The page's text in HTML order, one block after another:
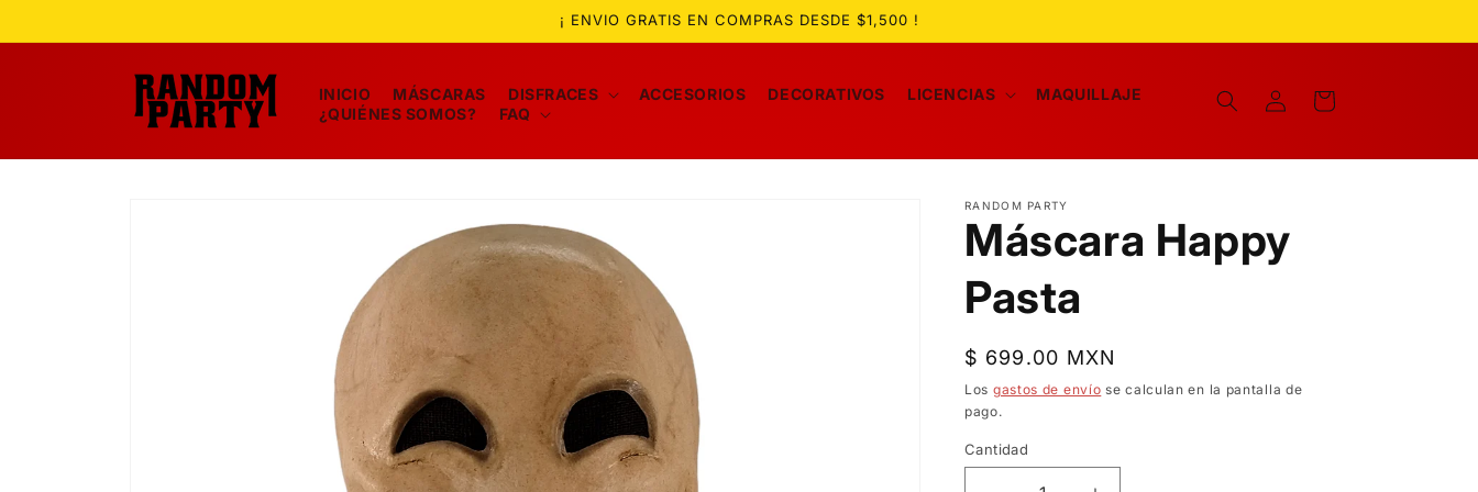
al contenido
¡ ENVIO GRATIS EN COMPRAS DESDE $1,500 !
INICIO MÁSCARAS DISFRACES ACCESORIOS DECORATIVOS LICENCIAS
MAQUILLAJE
¿QUIÉNES SOMOS?
FAQ
Iniciar
sesión
Carrito
RANDOM PARTY
Máscara Happy
Pasta
Precio
habitual
$ 699.00 MXN
Los gastos de envío se calculan en la pantalla de
pago.
Cantidad